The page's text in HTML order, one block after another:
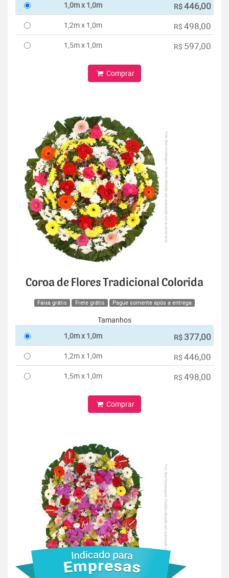
1,0m x 1,0m R$446,00
1,2m x 1,0m R$ 498,00
1,5m x 1,0m R$ 597,00
Comprar
Coroa de Flores Tradicional Colorida
Faixa grátis Frete grátis Pague somente após a entrega
Tamanhos
1,0m x 1,0m
R$ 377,00
1,2m x 1,0m R$ 446,00
1,5m x 1,0m R$ 498,00
Comprar